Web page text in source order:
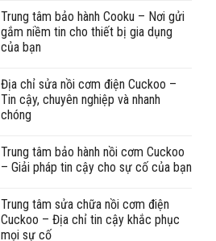
Trung tâm bảo hành Cooku – Nơi gửi
gắm niềm tin cho thiết bị gia dụng
của bạn
Địa chỉ sửa nồi cơm điện Cuckoo –
Tin cậy, chuyên nghiệp và nhanh
chóng
Trung tâm bảo hành nồi cơm Cuckoo
– Giải pháp tin cậy cho sự cố của bạn
Trung tâm sửa chữa nồi cơm điện
Cuckoo – Địa chỉ tin cậy khắc phục
mọi sự cố